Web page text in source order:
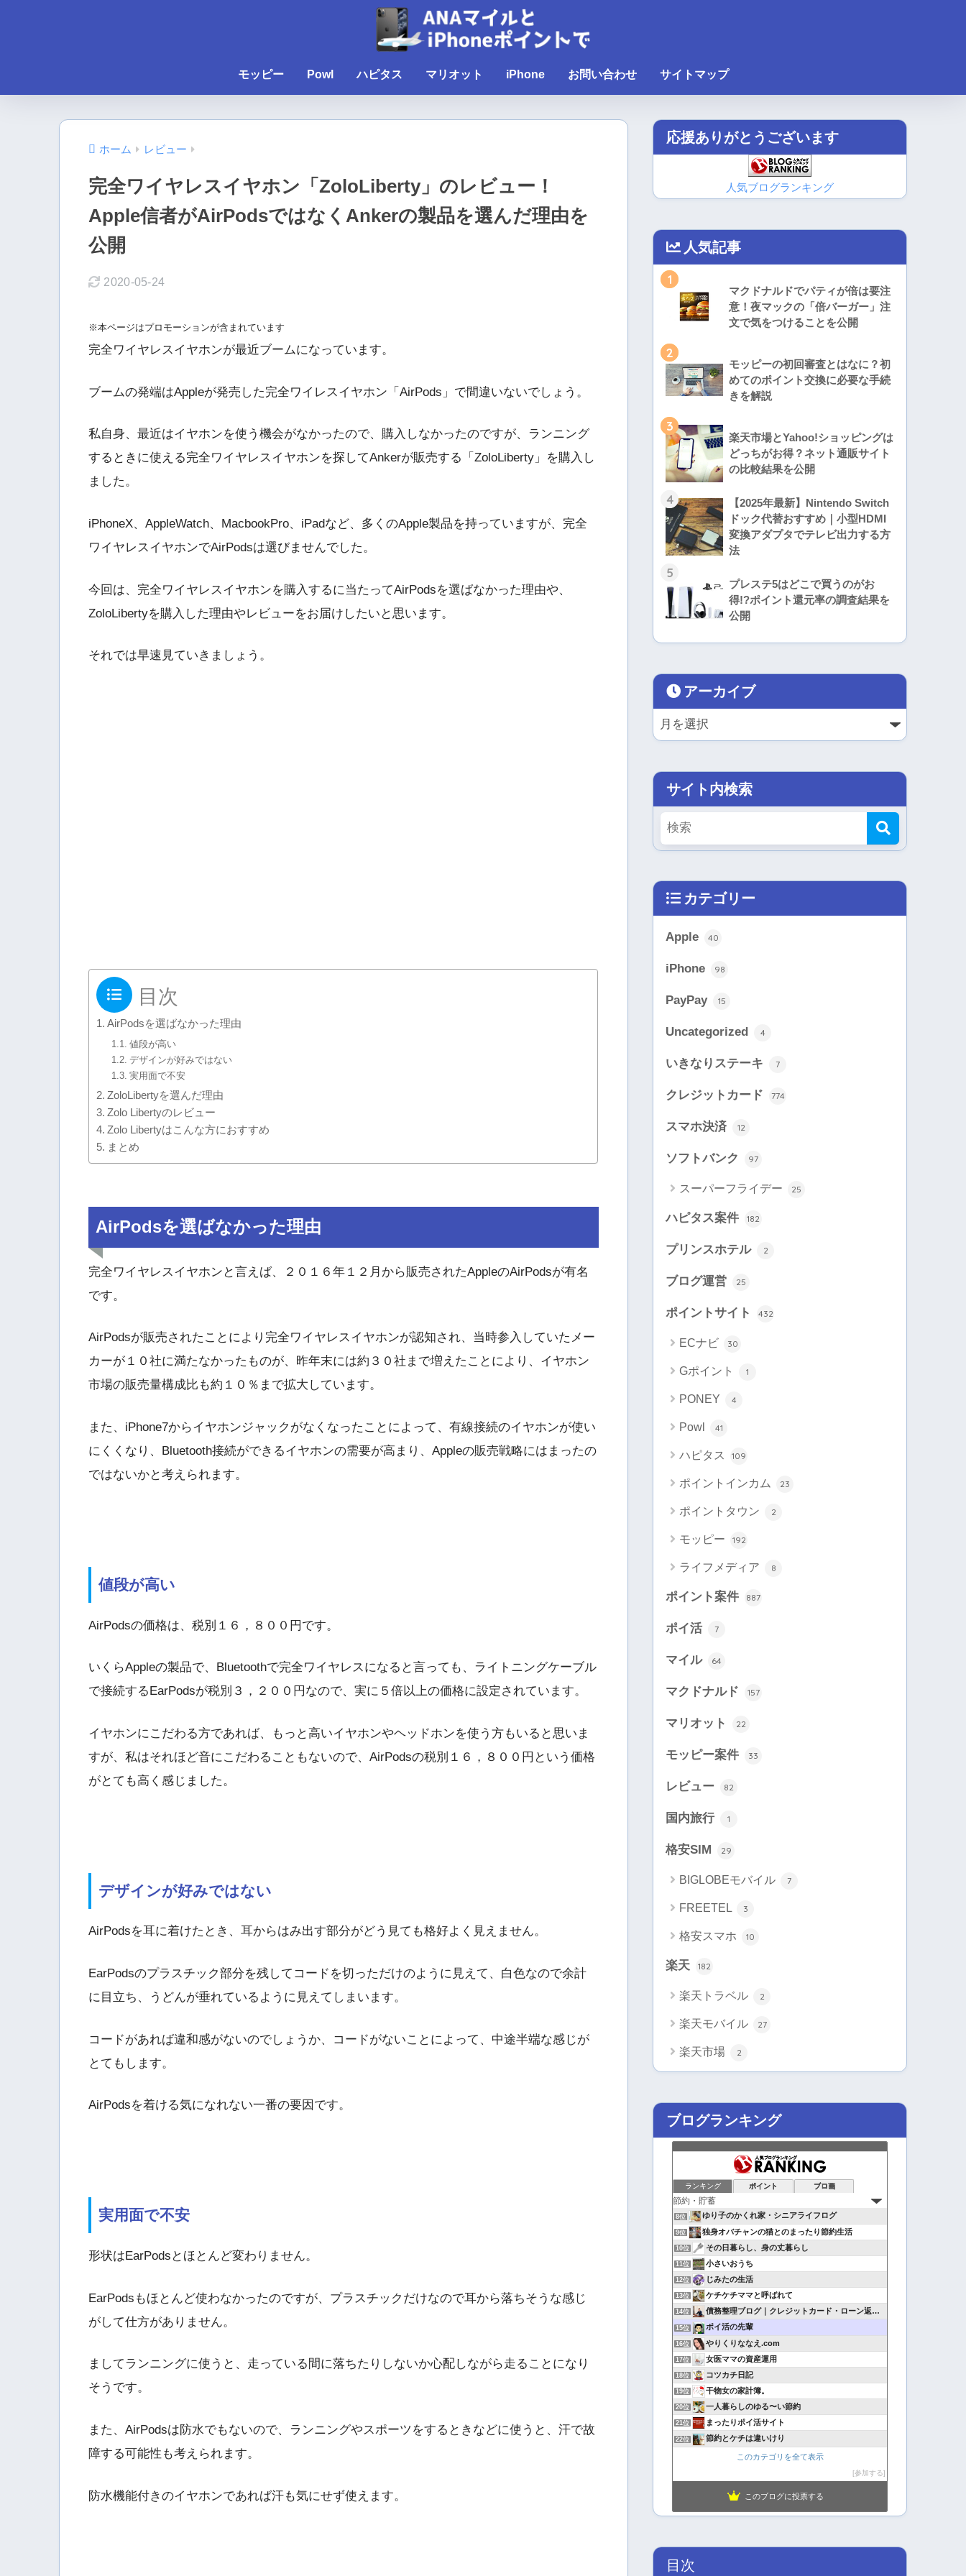
モッピー Powl ハピタス マリオット iPhone お問い合わせ サイトマップ
ホーム レビュー
完全ワイヤレスイヤホン「ZoloLiberty」のレビュー！
Apple信者がAirPodsではなくAnkerの製品を選んだ理由を
公開
2020-05-24
※本ページはプロモーションが含まれています
完全ワイヤレスイヤホンが最近ブームになっています。
ブームの発端はAppleが発売した完全ワイレスイヤホン「AirPods」で間違いないでしょう。
私自身、最近はイヤホンを使う機会がなかったので、購入しなかったのですが、ランニング
するときに使える完全ワイヤレスイヤホンを探してAnkerが販売する「ZoloLiberty」を購入し
ました。
iPhoneX、AppleWatch、MacbookPro、iPadなど、多くのApple製品を持っていますが、完全
ワイヤレスイヤホンでAirPodsは選びませんでした。
今回は、完全ワイヤレスイヤホンを購入するに当たってAirPodsを選ばなかった理由や、
ZoloLibertyを購入した理由やレビューをお届けしたいと思います。
それでは早速見ていきましょう。
目次
AirPodsを選ばなかった理由
値段が高い
デザインが好みではない
実用面で不安
ZoloLibertyを選んだ理由
Zolo Libertyのレビュー
Zolo Libertyはこんな方におすすめ
まとめ
AirPodsを選ばなかった理由
完全ワイヤレスイヤホンと言えば、２０１６年１２月から販売されたAppleのAirPodsが有名
です。
AirPodsが販売されたことにより完全ワイヤレスイヤホンが認知され、当時参入していたメー
カーが１０社に満たなかったものが、昨年末には約３０社まで増えたことにより、イヤホン
市場の販売量構成比も約１０％まで拡大しています。
また、iPhone7からイヤホンジャックがなくなったことによって、有線接続のイヤホンが使い
にくくなり、Bluetooth接続ができるイヤホンの需要が高まり、Appleの販売戦略にはまったの
ではないかと考えられます。
値段が高い
AirPodsの価格は、税別１６，８００円です。
いくらAppleの製品で、Bluetoothで完全ワイヤレスになると言っても、ライトニングケーブル
で接続するEarPodsが税別３，２００円なので、実に５倍以上の価格に設定されています。
イヤホンにこだわる方であれば、もっと高いイヤホンやヘッドホンを使う方もいると思いま
すが、私はそれほど音にこだわることもないので、AirPodsの税別１６，８００円という価格
がとても高く感じました。
デザインが好みではない
AirPodsを耳に着けたとき、耳からはみ出す部分がどう見ても格好よく見えません。
EarPodsのプラスチック部分を残してコードを切っただけのように見えて、白色なので余計
に目立ち、うどんが垂れているように見えてしまいます。
コードがあれば違和感がないのでしょうか、コードがないことによって、中途半端な感じが
とてもします。
AirPodsを着ける気になれない一番の要因です。
実用面で不安
形状はEarPodsとほとんど変わりません。
EarPodsもほとんど使わなかったのですが、プラスチックだけなので耳から落ちそうな感じ
がして仕方がありません。
ましてランニングに使うと、走っている間に落ちたりしないか心配しながら走ることになり
そうです。
また、AirPodsは防水でもないので、ランニングやスポーツをするときなどに使うと、汗で故
障する可能性も考えられます。
防水機能付きのイヤホンであれば汗も気にせず使えます。
応援ありがとうございます
人気ブログランキング
人気記事
1
マクドナルドでパティが倍は要注
意！夜マックの「倍バーガー」注
文で気をつけることを公開
2
モッピーの初回審査とはなに？初
めてのポイント交換に必要な手続
きを解説
3
楽天市場とYahoo!ショッピングは
どっちがお得？ネット通販サイト
の比較結果を公開
4
【2025年最新】Nintendo Switch
ドック代替おすすめ｜小型HDMI
変換アダプタでテレビ出力する方
法
5
プレステ5はどこで買うのがお
得!?ポイント還元率の調査結果を
公開
アーカイブ
サイト内検索
カテゴリー
Apple 40
iPhone 98
PayPay 15
Uncategorized 4
いきなりステーキ 7
クレジットカード 774
スマホ決済 12
ソフトバンク 97
スーパーフライデー 25
ハピタス案件 182
プリンスホテル 2
ブログ運営 25
ポイントサイト 432
ECナビ 30
Gポイント 1
PONEY 4
Powl 41
ハピタス 109
ポイントインカム 23
ポイントタウン 2
モッピー 192
ライフメディア 8
ポイント案件 887
ポイ活 7
マイル 64
マクドナルド 157
マリオット 22
モッピー案件 33
レビュー 82
国内旅行 1
格安SIM 29
BIGLOBEモバイル 7
FREETEL 3
格安スマホ 10
楽天 182
楽天トラベル 2
楽天モバイル 27
楽天市場 2
ブログランキング
ランキング ポイント ブロ画
8位 ゆり子のかくれ家・シニアライフログ
9位 独身オバチャンの猫とのまったり節約生活
10位 その日暮らし、身の丈暮らし
11位 小さいおうち
12位 じみたの生活
13位 ケチケチママと呼ばれて
14位 債務整理ブログ｜クレジットカード・ローン返済で悩んでいる方へ
15位 ポイ活の先輩
16位 やりくりななえ.com
17位 女医ママの資産運用
18位 コツカチ日記
19位 干物女の家計簿。
20位 一人暮らしのゆる〜い節約
21位 まったりポイ活サイト
22位 節約とケチは違いけり
このカテゴリを全て表示
参加する
このブログに投票する
目次